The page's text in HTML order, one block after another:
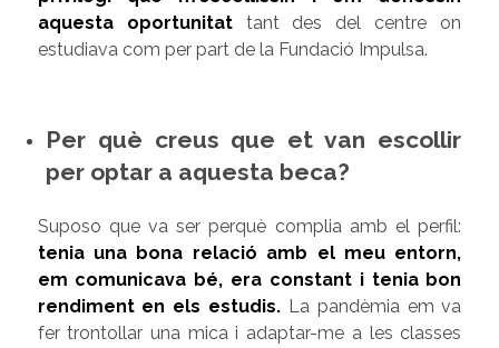
aquesta oportunitattant des del centre on
estudiava com per part de la Fundació Impulsa.
Per què creus que et van escollir
per optar a aquesta beca?
Suposo que va ser perquè complia amb el perfil:
tenia una bona relació amb el meu entorn,
em comunicava bé, era constant i tenia bon
rendiment en els estudis. La pandèmia em va
fer trontollar una mica i adaptar-me a les classes